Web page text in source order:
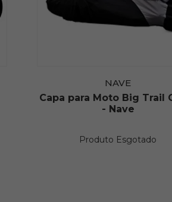
NAVE
Capa para Moto Big Trail
- Nave
Produto Esgotado